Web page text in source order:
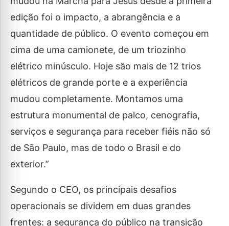
edição foi o impacto, a abrangência e a
quantidade de público. O evento começou em
cima de uma camionete, de um triozinho
elétrico minúsculo. Hoje são mais de 12 trios
elétricos de grande porte e a experiência
mudou completamente. Montamos uma
estrutura monumental de palco, cenografia,
serviços e segurança para receber fiéis não só
de São Paulo, mas de todo o Brasil e do
exterior.”
Segundo o CEO, os principais desafios
operacionais se dividem em duas grandes
frentes: a segurança do público na transição